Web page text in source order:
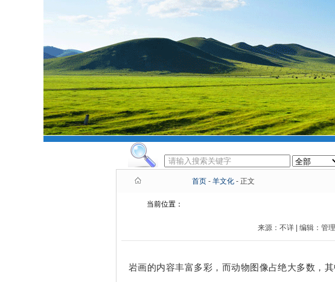
当前位置：
首页 - 羊文化 - 正文
来源：不详 | 编辑：管
岩画的内容丰富多彩，而动物图像占绝大多数，